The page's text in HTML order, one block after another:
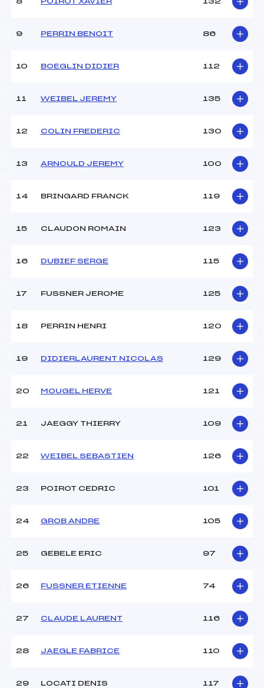
8 POIROT XAVIER 132
9 PERRIN BENOIT 86
10 BOEGLIN DIDIER 112
11 WEIBEL JEREMY 135
12 COLIN FREDERIC 130
13 ARNOULD JEREMY 100
14 BRINGARD FRANCK 119
15 CLAUDON ROMAIN 123
16 DUBIEF SERGE 115
17 FUSSNER JEROME 125
18 PERRIN HENRI 120
19 DIDIERLAURENT NICOLAS 129
20 MOUGEL HERVE 121
21 JAEGGY THIERRY 109
22 WEIBEL SEBASTIEN 126
23 POIROT CEDRIC 101
24 GROB ANDRE 105
25 GEBELE ERIC 97
26 FUSSNER ETIENNE 74
27 CLAUDE LAURENT 116
28 JAEGLE FABRICE 110
29 LOCATI DENIS 117